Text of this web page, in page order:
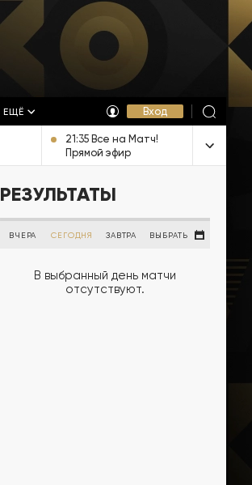
ЕЩЁ Вход
21:35 Все на Матч!
Прямой эфир
РЕЗУЛЬТАТЫ
ВЧЕРА СЕГОДНЯ ЗАВТРА ВЫБРАТЬ
В выбранный день матчи
отсутствуют.